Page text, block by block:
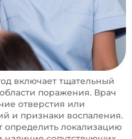
включает тщательный
поражения. Врач
отверстия или
и признаки воспаления.
определить локализацию